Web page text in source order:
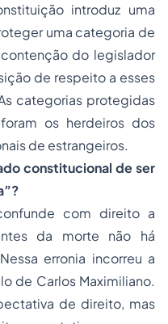
introduz uma
uma categoria de
do legislador
de respeito a esses
categorias protegidas
os herdeiros dos
de estrangeiros.
constitucional de ser
com direito a
da morte não há
erronia incorreu a
de Carlos Maximiliano.
de direito, mas